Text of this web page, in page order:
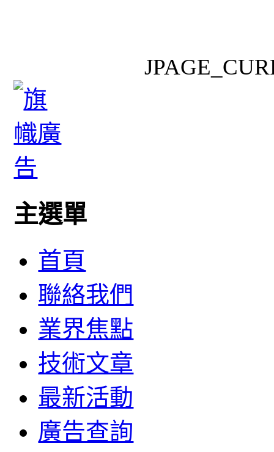
主選單
首頁
聯絡我們
業界焦點
技術文章
最新活動
廣告查詢